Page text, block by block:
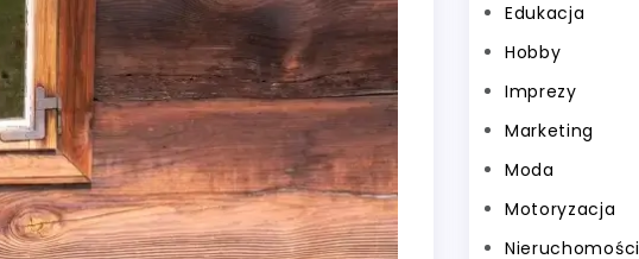
Edukacja
Hobby
Imprezy
Marketing
Moda
Motoryzacja
Nieruchomości